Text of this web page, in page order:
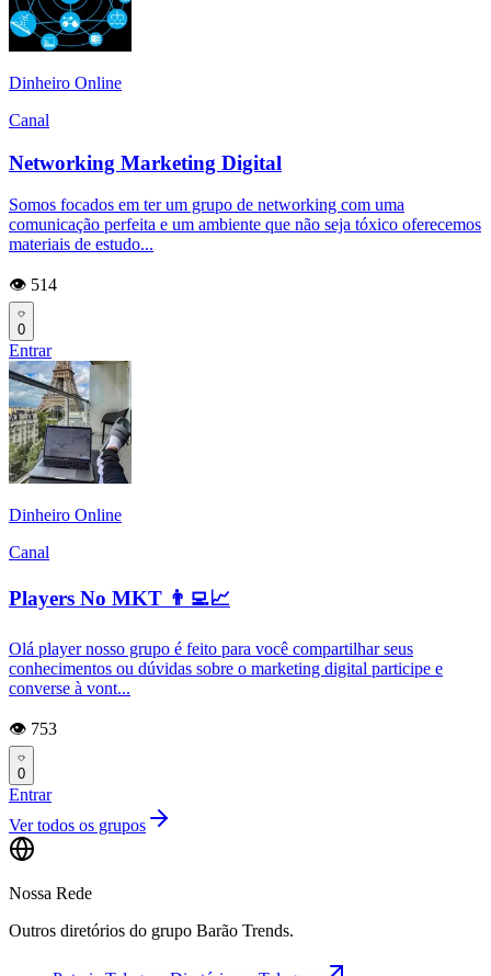
Dinheiro Online
Canal
Networking Marketing Digital
Somos focados em ter um grupo de networking com uma
comunicação perfeita e um ambiente que não seja tóxico oferecemos
materiais de estudo...
👁️ 514
0
Entrar
Dinheiro Online
Canal
Players No MKT 👨‍💻📈
Olá player nosso grupo é feito para você compartilhar seus
conhecimentos ou dúvidas sobre o marketing digital participe e
converse à vont...
👁️ 753
0
Entrar
Ver todos os grupos
Nossa Rede
Outros diretórios do grupo Barão Trends.